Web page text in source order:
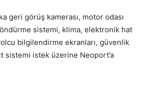
geri görüş kamerası, motor odası
sistemi, klima, elektronik hat
bilgilendirme ekranları, güvenlik
sistemi istek üzerine Neoport’a